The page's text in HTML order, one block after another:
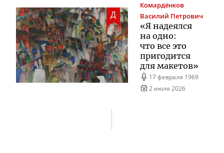
Д
Комардёнков
Василий Петрович
«Я надеялся
на одно:
что все это
пригодится
для макетов»
17 февраля 1969
2 июля 2026